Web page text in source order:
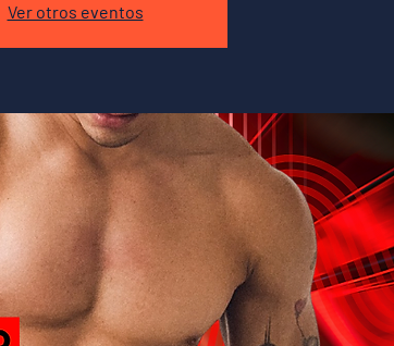
Ver otros eventos